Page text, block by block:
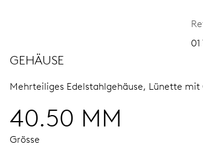
GEHÄUSE
Mehrteiliges Edelstahlgehäuse, Lünette mit
40.50 MM
Grösse